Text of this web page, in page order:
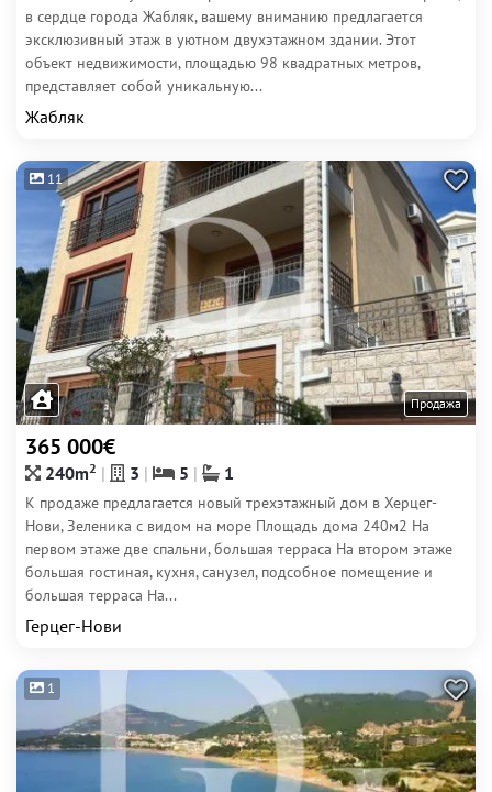
в сердце города Жабляк, вашему вниманию предлагается
эксклюзивный этаж в уютном двухэтажном здании. Этот
объект недвижимости, площадью 98 квадратных метров,
представляет собой уникальную...
Жабляк
11
Продажа
365 000€
240m2 3 5 1
К продаже предлагается новый трехэтажный дом в Херцег-
Нови, Зеленика с видом на море Площадь дома 240м2 На
первом этаже две спальни, большая терраса На втором этаже
большая гостиная, кухня, санузел, подсобное помещение и
большая терраса На...
Герцег-Нови
1